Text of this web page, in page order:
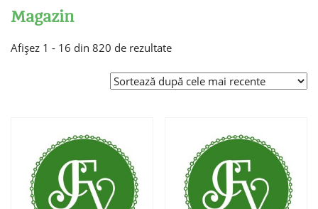
Magazin
Afișez 1 - 16 din 820 de rezultate